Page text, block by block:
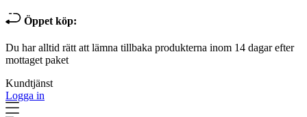
Öppet köp:
Du har alltid rätt att lämna tillbaka produkterna inom 14 dagar efter
mottaget paket
Kundtjänst
Logga in